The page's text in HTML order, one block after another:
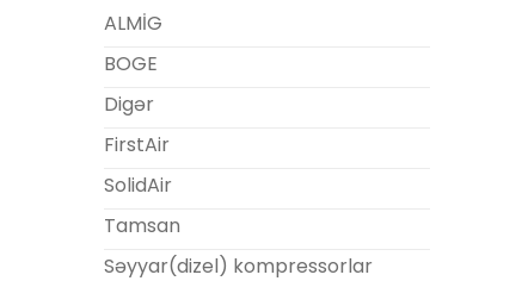
ALMİG
BOGE
Digər
FirstAir
SolidAir
Tamsan
Səyyar(dizel) kompressorlar